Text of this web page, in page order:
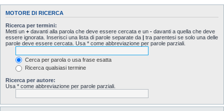
MOTORE DI RICERCA
Ricerca per termini:
Metti un + davanti alla parola che deve essere cercata e un - davanti a quella che deve
essere ignorata. Inserisci una lista di parole separate da | tra parentesi se solo una delle
parole deve essere cercata. Usa * come abbreviazione per parole parziali.
Cerca per parola o usa frase esatta
Ricerca qualsiasi termine
Ricerca per autore:
Usa * come abbreviazione per parole parziali.